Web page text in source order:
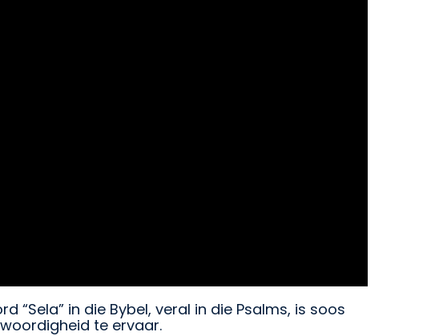
“Sela” in die Bybel, veral in die Psalms, is soos
te ervaar.